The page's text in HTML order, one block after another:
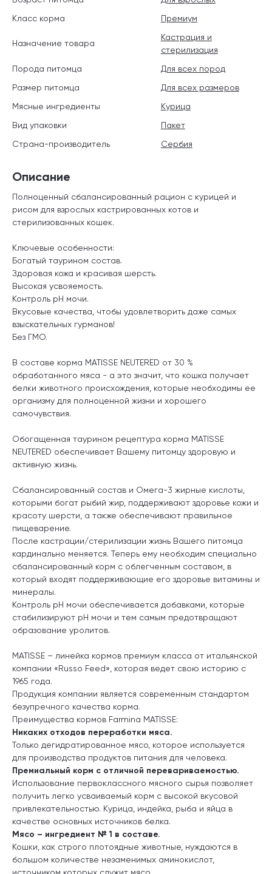
Описание
Полноценный сбалансированный рацион с курицей и
рисом для взрослых кастрированных котов и
стерилизованных кошек.
Ключевые особенности:
Богатый таурином состав.
Здоровая кожа и красивая шерсть.
Высокая усвояемость.
Контроль pH мочи.
Вкусовые качества, чтобы удовлетворить даже самых
взыскательных гурманов!
Без ГМО.
В составе корма MATISSE NEUTERED от 30 %
обработанного мяса - а это значит, что кошка получает
белки животного происхождения, которые необходимы ее
организму для полноценной жизни и хорошего
самочувствия.
Обогащенная таурином рецептура корма MATISSE
NEUTERED обеспечивает Вашему питомцу здоровую и
активную жизнь.
Сбалансированный состав и Омега-3 жирные кислоты,
которыми богат рыбий жир, поддерживают здоровье кожи и
красоту шерсти, а также обеспечивают правильное
пищеварение.
После кастрации/стерилизации жизнь Вашего питомца
кардинально меняется. Теперь ему необходим специально
сбалансированный корм с облегченным составом, в
который входят поддерживающие его здоровье витамины и
минералы.
Контроль pH мочи обеспечивается добавками, которые
стабилизируют pH мочи и тем самым предотвращают
образование уролитов.
MATISSE – линейка кормов премиум класса от итальянской
компании «Russo Feed», которая ведет свою историю с
1965 года.
Продукция компании является современным стандартом
безупречного качества корма.
Преимущества кормов Farmina MATISSE:
Никаких отходов переработки мяса.
Только дегидратированное мясо, которое используется
для производства продуктов питания для человека.
Премиальный корм с отличной перевариваемостью.
Использование первоклассного мясного сырья позволяет
получить легко усваиваемый корм с высокой вкусовой
привлекательностью. Курица, индейка, рыба и яйца в
качестве основных источников белка.
Мясо – ингредиент № 1 в составе.
Кошки, как строго плотоядные животные, нуждаются в
большом количестве незаменимых аминокислот,
источником которых служит мясо.
Класс корма
Премиум
Назначение товара
Кастрация и
стерилизация
Порода питомца
Для всех пород
Размер питомца
Для всех размеров
Мясные ингредиенты
Курица
Вид упаковки
Пакет
Страна-производитель
Сербия